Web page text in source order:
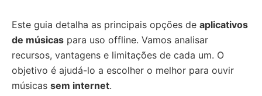
Este guia detalha as principais opções de aplicativos
de músicas para uso offline. Vamos analisar
recursos, vantagens e limitações de cada um. O
objetivo é ajudá-lo a escolher o melhor para ouvir
músicas sem internet.